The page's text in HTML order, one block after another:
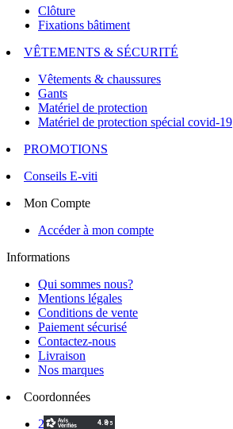
Clôture
Fixations bâtiment
VÊTEMENTS & SÉCURITÉ
Vêtements & chaussures
Gants
Matériel de protection
Matériel de protection spécial covid-19
PROMOTIONS
Conseils E-viti
Mon Compte
Accéder à mon compte
Informations
Qui sommes nous?
Mentions légales
Conditions de vente
Paiement sécurisé
Contactez-nous
Livraison
Nos marques
Coordonnées
2 Voie d'Isles